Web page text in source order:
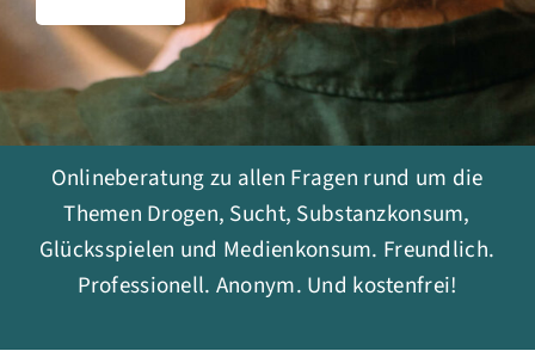
Onlineberatung zu allen Fragen rund um die
Themen Drogen, Sucht, Substanzkonsum,
Glücksspielen und Medienkonsum. Freundlich.
Professionell. Anonym. Und kostenfrei!